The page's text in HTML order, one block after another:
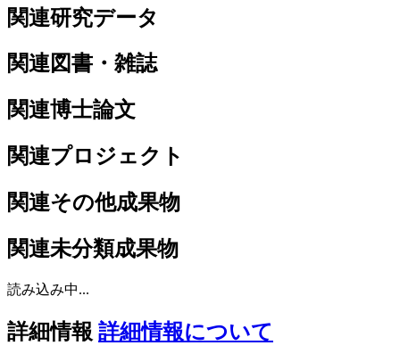
関連研究データ
関連図書・雑誌
関連博士論文
関連プロジェクト
関連その他成果物
関連未分類成果物
読み込み中...
詳細情報 詳細情報について